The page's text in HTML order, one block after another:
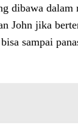
dibawa
John jika
sampai